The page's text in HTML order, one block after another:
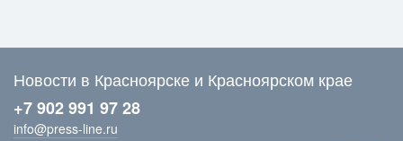
Новости в Красноярске и Красноярском крае
+7 902 991 97 28
info@press-line.ru